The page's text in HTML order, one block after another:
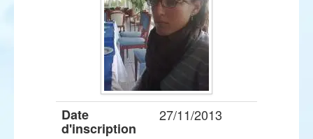
Date
d'inscription
27/11/2013